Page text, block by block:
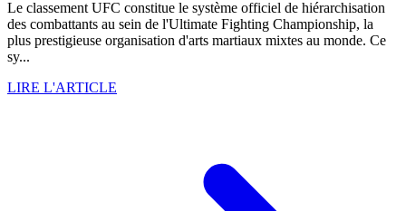
Le classement UFC constitue le système officiel de hiérarchisation
des combattants au sein de l'Ultimate Fighting Championship, la
plus prestigieuse organisation d'arts martiaux mixtes au monde. Ce
sy...
LIRE L'ARTICLE